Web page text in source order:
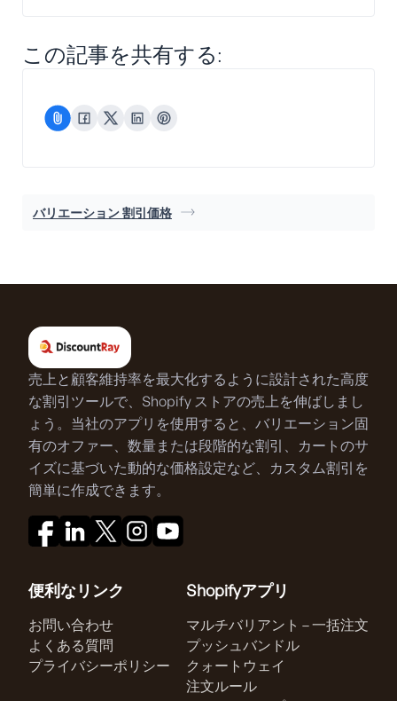
この記事を共有する:
バリエーション 割引価格
売上と顧客維持率を最大化するように設計された高度
な割引ツールで、Shopify ストアの売上を伸ばしまし
ょう。当社のアプリを使用すると、バリエーション固
有のオファー、数量または段階的な割引、カートのサ
イズに基づいた動的な価格設定など、カスタム割引を
簡単に作成できます。
便利なリンク
お問い合わせ
よくある質問
プライバシーポリシー
Shopifyアプリ
マルチバリアント – 一括注文
プッシュバンドル
クォートウェイ
注文ルール